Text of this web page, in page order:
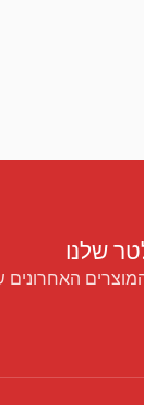
שלנו
האחרונים